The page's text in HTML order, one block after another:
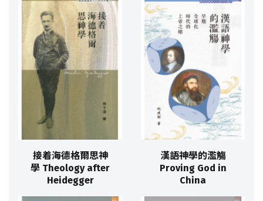
接着海德格爾思神
學 Theology after
Heidegger
漢語神學的濫觴
Proving God in
China